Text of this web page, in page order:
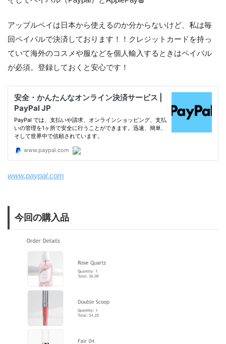
アップルペイは日本から使えるのか分からないけど、私は毎
回ペイパルで決済しております！！クレジットカードを持っ
ていて海外のコスメや服などを個人輸入するときはペイパル
が必須。登録しておくと安心です！
www.paypal.com
今回の購入品